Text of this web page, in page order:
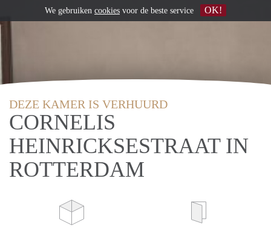
DEZE KAMER IS VERHUURD
CORNELIS
HEINRICKSESTRAAT IN
ROTTERDAM
We gebruiken cookies voor de beste service OK!